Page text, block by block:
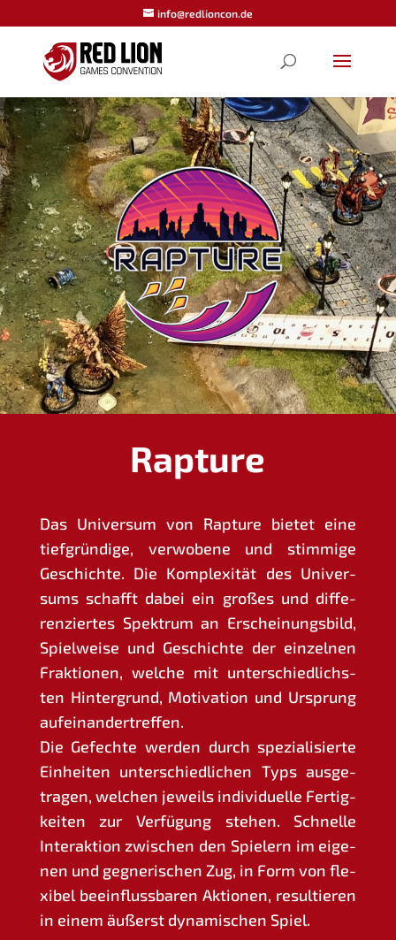
info@redlioncon.de
Rapture
Das Uni­ver­sum von Rap­tu­re bie­tet eine
tief­grün­di­ge, ver­wo­be­ne und stim­mi­ge
Geschich­te. Die Kom­ple­xi­tät des Uni­ver­
sums schafft dabei ein gro­ßes und dif­fe­
ren­zier­tes Spek­trum an Erschei­nungs­bild,
Spiel­wei­se und Geschich­te der ein­zel­nen
Frak­tio­nen, wel­che mit unter­schied­lichs­
ten Hin­ter­grund, Moti­va­ti­on und Ursprung
aufeinandertreffen.
Die Gefech­te wer­den durch spe­zia­li­sier­te
Ein­hei­ten unter­schied­li­chen Typs aus­ge­
tra­gen, wel­chen jeweils indi­vi­du­el­le Fer­tig­
kei­ten zur Ver­fü­gung ste­hen. Schnel­le
Inter­ak­ti­on zwi­schen den Spie­lern im eige­
nen und geg­ne­ri­schen Zug, in Form von fle­
xi­bel beein­fluss­ba­ren Aktio­nen, resul­tie­ren
in einem äußerst dyna­mi­schen Spiel.